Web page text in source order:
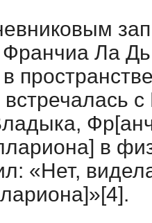
Ла
встречалась
в
«Нет,